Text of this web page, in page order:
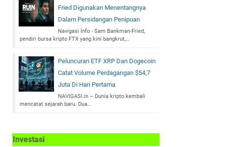
Fried Digunakan Menentangnya
Dalam Persidangan Penipuan
Navigasi Info - Sam Bankman-Fried,
pendiri bursa kripto FTX yang kini bangkrut,…
Peluncuran ETF XRP Dan Dogecoin
Catat Volume Perdagangan $54,7
Juta Di Hari Pertama
NAVIGASI.in – Dunia kripto kembali
mencatat sejarah baru. Dua…
Investasi